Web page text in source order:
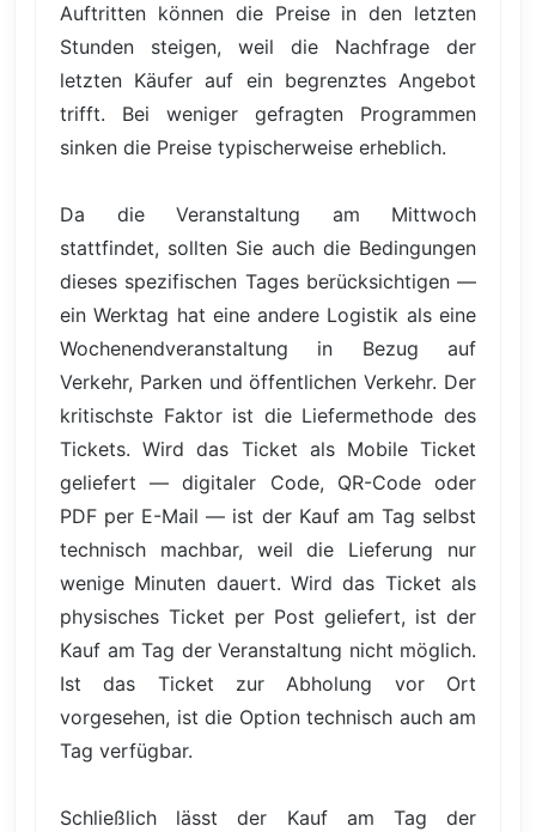
Auftritten können die Preise in den letzten
Stunden steigen, weil die Nachfrage der
letzten Käufer auf ein begrenztes Angebot
trifft. Bei weniger gefragten Programmen
sinken die Preise typischerweise erheblich.
Da die Veranstaltung am Mittwoch
stattfindet, sollten Sie auch die Bedingungen
dieses spezifischen Tages berücksichtigen —
ein Werktag hat eine andere Logistik als eine
Wochenendveranstaltung in Bezug auf
Verkehr, Parken und öffentlichen Verkehr. Der
kritischste Faktor ist die Liefermethode des
Tickets. Wird das Ticket als Mobile Ticket
geliefert — digitaler Code, QR-Code oder
PDF per E-Mail — ist der Kauf am Tag selbst
technisch machbar, weil die Lieferung nur
wenige Minuten dauert. Wird das Ticket als
physisches Ticket per Post geliefert, ist der
Kauf am Tag der Veranstaltung nicht möglich.
Ist das Ticket zur Abholung vor Ort
vorgesehen, ist die Option technisch auch am
Tag verfügbar.
Schließlich lässt der Kauf am Tag der